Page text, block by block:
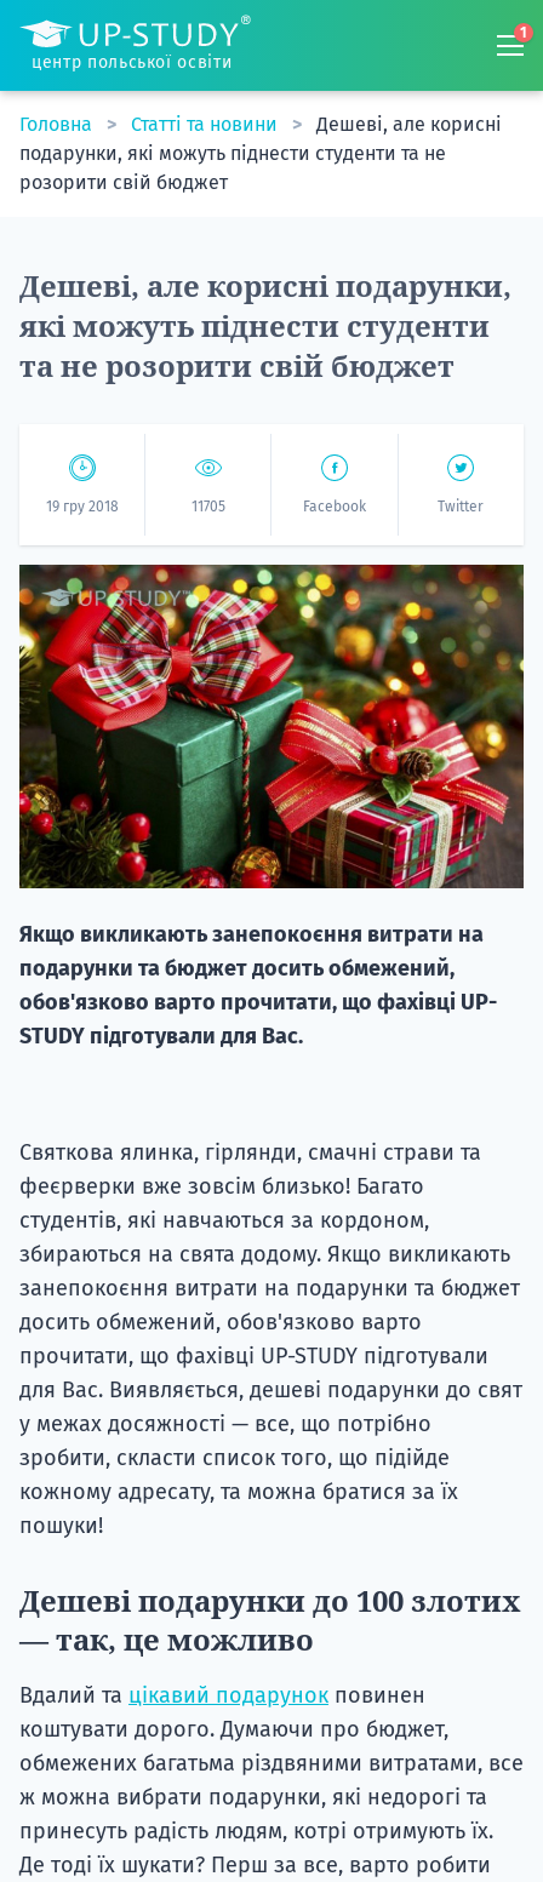
центр польської освіти
1
Головна Статті та новини
Дешеві, але корисні
подарунки, які можуть піднести студенти та не
розорити свій бюджет
Дешеві, але корисні подарунки,
які можуть піднести студенти
та не розорити свій бюджет
19 гру 2018 11705 Facebook Twitter
Якщо викликають занепокоєння витрати на
подарунки та бюджет досить обмежений,
обов'язково варто прочитати, що фахівці UP-
STUDY підготували для Вас.
Святкова ялинка, гірлянди, смачні страви та
феєрверки вже зовсім близько! Багато
студентів, які навчаються за кордоном,
збираються на свята додому. Якщо викликають
занепокоєння витрати на подарунки та бюджет
досить обмежений, обов'язково варто
прочитати, що фахівці UP-STUDY підготували
для Вас. Виявляється, дешеві подарунки до свят
у межах досяжності — все, що потрібно
зробити, скласти список того, що підійде
кожному адресату, та можна братися за їх
пошуки!
Дешеві подарунки до 100 злотих
— так, це можливо
Вдалий та цікавий подарунок повинен
коштувати дорого. Думаючи про бюджет,
обмежених багатьма різдвяними витратами, все
ж можна вибрати подарунки, які недорогі та
принесуть радість людям, котрі отримують їх.
Де тоді їх шукати? Перш за все, варто робити
НАБІР
вступ на